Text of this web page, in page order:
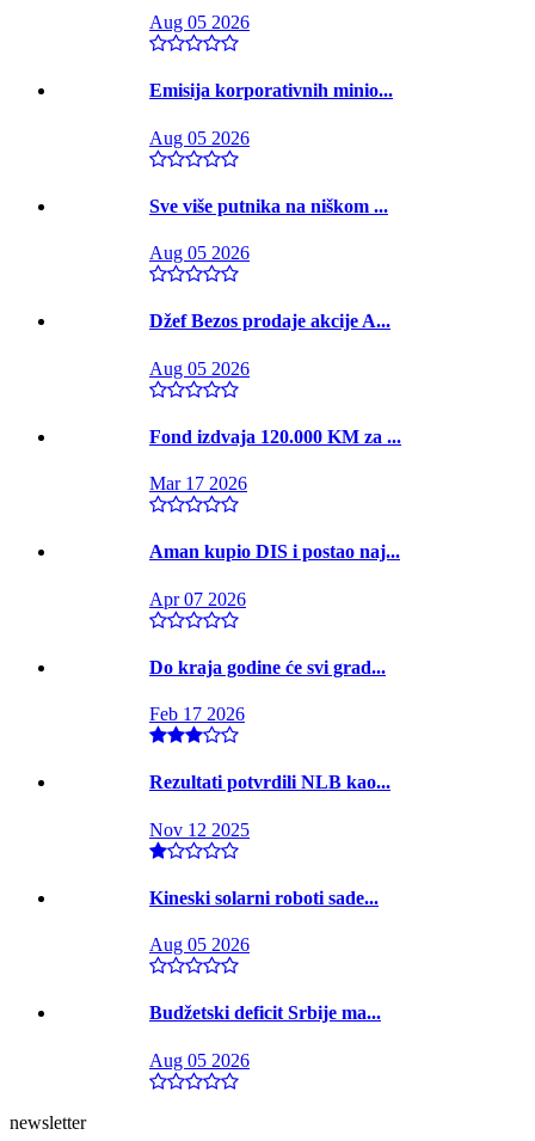
Aug 05 2026
Emisija korporativnih minio...
Aug 05 2026
Sve više putnika na niškom ...
Aug 05 2026
Džef Bezos prodaje akcije A...
Aug 05 2026
Fond izdvaja 120.000 KM za ...
Mar 17 2026
Aman kupio DIS i postao naj...
Apr 07 2026
Do kraja godine će svi grad...
Feb 17 2026
Rezultati potvrdili NLB kao...
Nov 12 2025
Kineski solarni roboti sade...
Aug 05 2026
Budžetski deficit Srbije ma...
Aug 05 2026
newsletter